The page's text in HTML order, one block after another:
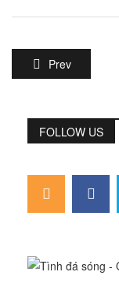
Prev
FOLLOW US